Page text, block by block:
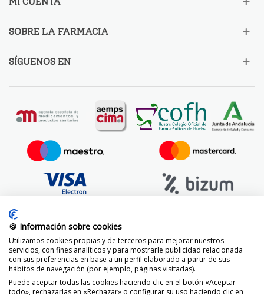
SOBRE LA FARMACIA
SÍGUENOS EN
🍪 Información sobre cookies
Utilizamos cookies propias y de terceros para mejorar nuestros
servicios, con fines analíticos y para mostrarle publicidad relacionada
con sus preferencias en base a un perfil elaborado a partir de sus
hábitos de navegación (por ejemplo, páginas visitadas).
Puede aceptar todas las cookies haciendo clic en el botón «Aceptar
todo», rechazarlas en «Rechazar» o configurar su uso haciendo clic en